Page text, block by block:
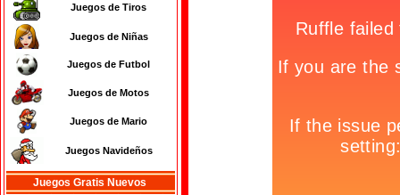
Juegos de Tiros
Juegos de Niñas
Juegos de Futbol
Juegos de Motos
Juegos de Mario
Juegos Navideños
Juegos Gratis Nuevos